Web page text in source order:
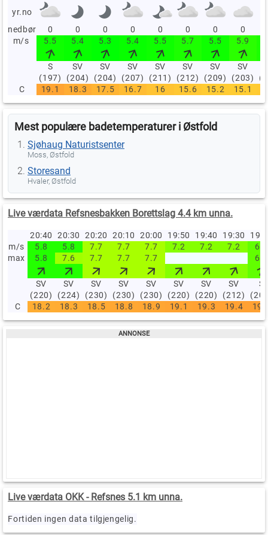
yr.no
nedbør
0 0 0 0 0 0 0 0
m/s
5.5 5.4 5.3 5.4 5.5 5.7 5.5 5.9
S
(197)
SV
(204)
SV
(204)
SV
(207)
SV
(211)
SV
(212)
SV
(209)
SV
(203)
C
19.1 18.3 17.5 16.7 16 15.6 15.2 15.1
Mest populære badetemperaturer i Østfold
Sjøhaug Naturistsenter
Moss, Østfold
Storesand
Hvaler, Østfold
Live værdata Refsnesbakken Borettslag 4.4 km unna.
20:40 20:30 20:20 20:10 20:00 19:50 19:40 19:30
m/s
5.8 5.8 7.7 7.7 7.7 7.2 7.2 7.2
6.7
max
5.8 7.6 7.7 7.7 7.7 6.7
SV
(220)
SV
(224)
SV
(230)
SV
(230)
SV
(230)
SV
(220)
SV
(220)
SV
(212)
S
C
18.2 18.3 18.5 18.8 18.9 19.1 19.3 19.4
Live værdata OKK - Refsnes 5.1 km unna.
Fortiden ingen data tilgjengelig.